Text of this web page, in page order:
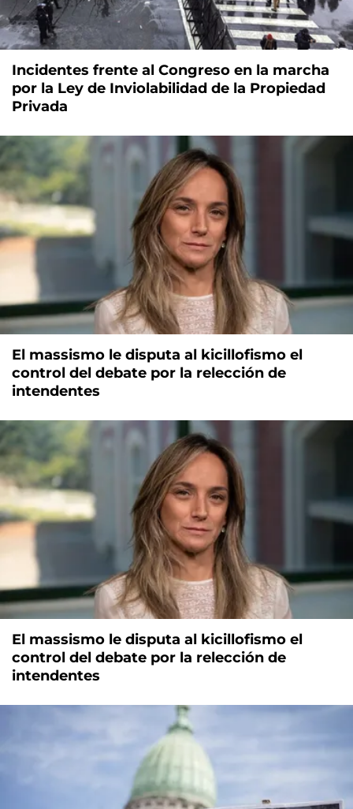
Incidentes frente al Congreso en la marcha
por la Ley de Inviolabilidad de la Propiedad
Privada
El massismo le disputa al kicillofismo el
control del debate por la relección de
intendentes
El massismo le disputa al kicillofismo el
control del debate por la relección de
intendentes